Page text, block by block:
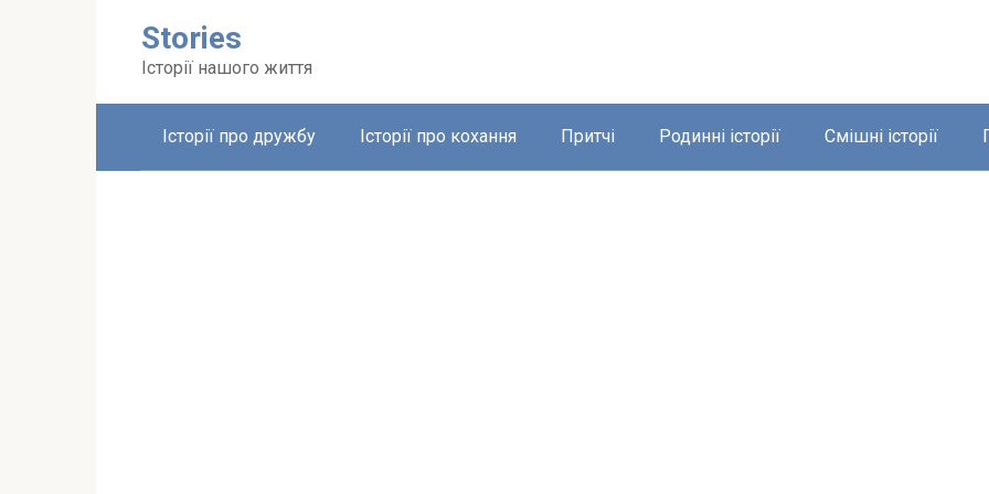
Stories
Історії нашого життя
Історії про дружбу Історії про кохання Притчі Родинні історії Смішні історії